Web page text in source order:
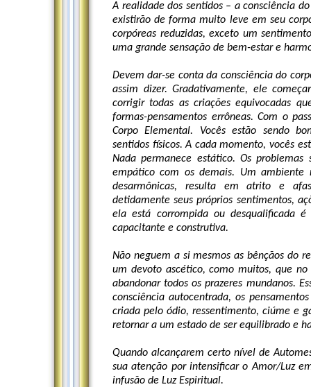
A realidade dos sentidos – a consciência
existirão de forma muito leve em seu
corpóreas reduzidas, exceto um
uma grande sensação de bem-estar e
Devem dar-se conta da consciência do
assim dizer. Gradativamente, ele
corrigir todas as criações equivocadas
formas-pensamentos errôneas. Com o
Corpo Elemental. Vocês estão sendo
sentidos físicos. A cada momento, vocês
Nada permanece estático. Os
empático com os demais. Um ambiente
desarmônicas, resulta em atrito e
detidamente seus próprios sentimentos,
ela está corrompida ou desqualificada
capacitante e construtiva.
Não neguem a si mesmos as bênçãos do
um devoto ascético, como muitos, que
abandonar todos os prazeres mundanos.
consciência autocentrada, os
criada pelo ódio, ressentimento, ciúme e
retornar a um estado de ser equilibrado e
Quando alcançarem certo nível de
sua atenção por intensificar o Amor/Luz
infusão de Luz Espiritual.